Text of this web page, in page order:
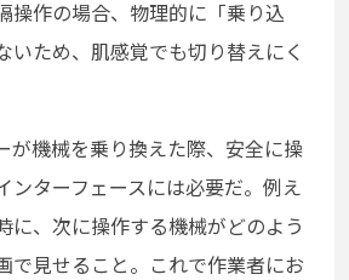
操作の場合、物理的に「乗り込
いため、肌感覚でも切り替えにく
が機械を乗り換えた際、安全に操
ンターフェースには必要だ。例え
に、次に操作する機械がどのよう
で見せること。これで作業者にお